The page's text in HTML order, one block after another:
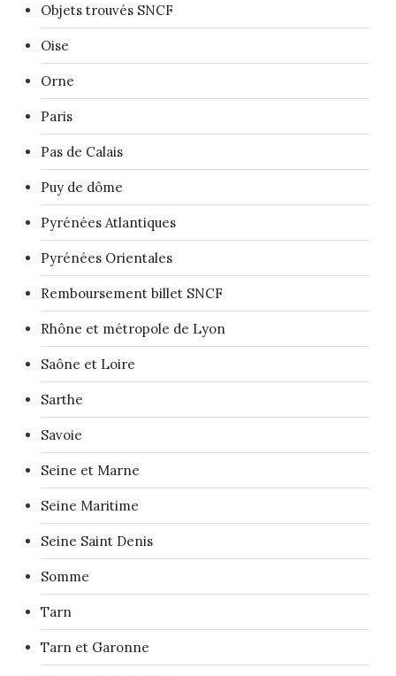
Objets trouvés SNCF
Oise
Orne
Paris
Pas de Calais
Puy de dôme
Pyrénées Atlantiques
Pyrénées Orientales
Remboursement billet SNCF
Rhône et métropole de Lyon
Saône et Loire
Sarthe
Savoie
Seine et Marne
Seine Maritime
Seine Saint Denis
Somme
Tarn
Tarn et Garonne